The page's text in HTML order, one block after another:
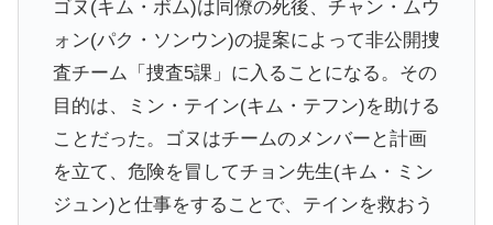
ゴヌ(キム・ボム)は同僚の死後、チャン・ムウ
ォン(パク・ソンウン)の提案によって非公開捜
査チーム「捜査5課」に入ることになる。その
目的は、ミン・テイン(キム・テフン)を助ける
ことだった。ゴヌはチームのメンバーと計画
を立て、危険を冒してチョン先生(キム・ミン
ジュン)と仕事をすることで、テインを救おう